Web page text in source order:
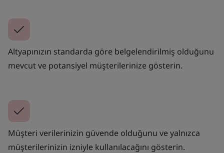
Altyapınızın standarda göre belgelendirilmiş olduğunu
mevcut ve potansiyel müşterilerinize gösterin.
Müşteri verilerinizin güvende olduğunu ve yalnızca
müşterilerinizin izniyle kullanılacağını gösterin.